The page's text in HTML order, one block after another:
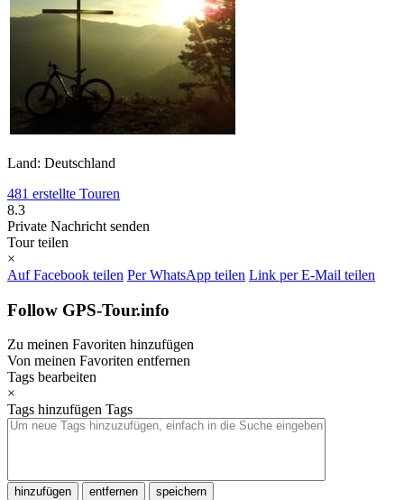
Land: Deutschland
481 erstellte Touren
8.3
Private Nachricht senden
Tour teilen
×
Auf Facebook teilen Per WhatsApp teilen Link per E-Mail teilen
Follow GPS-Tour.info
Zu meinen Favoriten hinzufügen
Von meinen Favoriten entfernen
Tags bearbeiten
×
Tags hinzufügen Tags
hinzufügen entfernen speichern